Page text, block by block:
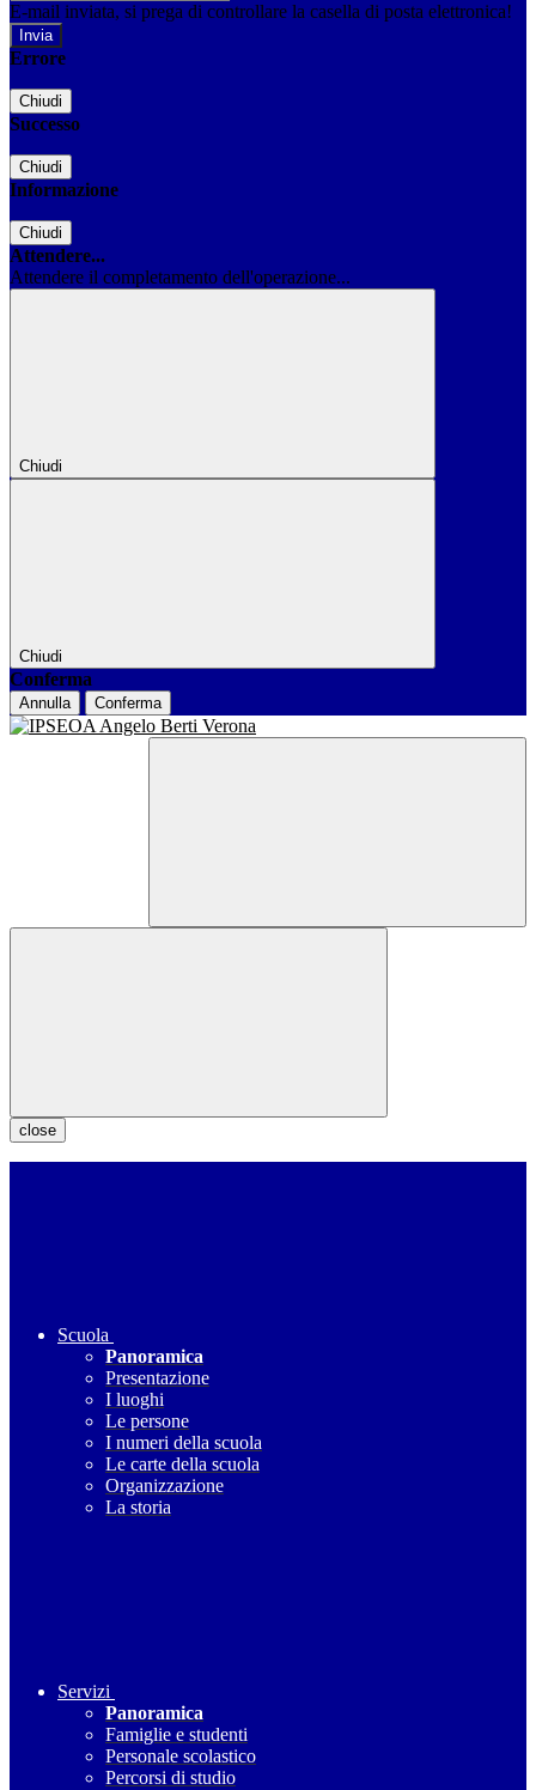
E-mail inviata, si prega di controllare la casella di posta elettronica!
Errore
Chiudi
Successo
Chiudi
Informazione
Chiudi
Attendere...
Attendere il completamento dell'operazione...
Chiudi
Chiudi
Conferma
Annulla Conferma
close
Scuola
Panoramica
Presentazione
I luoghi
Le persone
I numeri della scuola
Le carte della scuola
Organizzazione
La storia
Servizi
Panoramica
Famiglie e studenti
Personale scolastico
Percorsi di studio